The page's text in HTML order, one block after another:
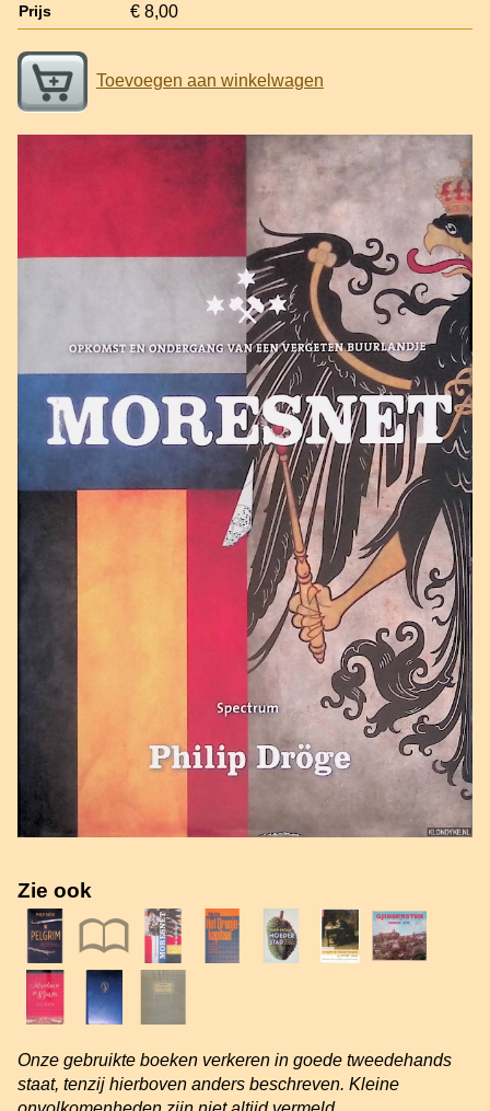
Prijs € 8,00
Toevoegen aan winkelwagen
Zie ook
Onze gebruikte boeken verkeren in goede tweedehands
staat, tenzij hierboven anders beschreven. Kleine